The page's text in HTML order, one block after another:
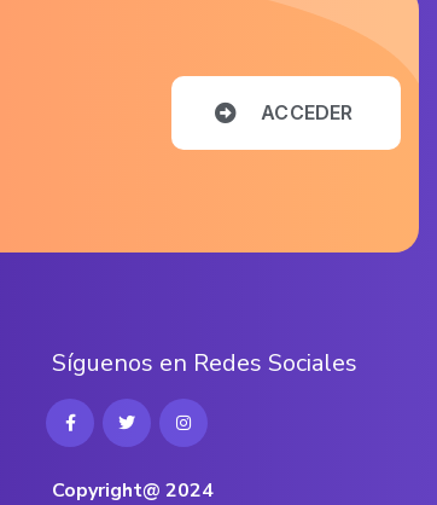
ACCEDER
Síguenos en Redes Sociales
Copyright@ 2024